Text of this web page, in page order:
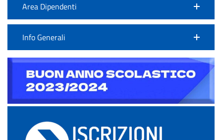
Area Dipendenti
Info Generali